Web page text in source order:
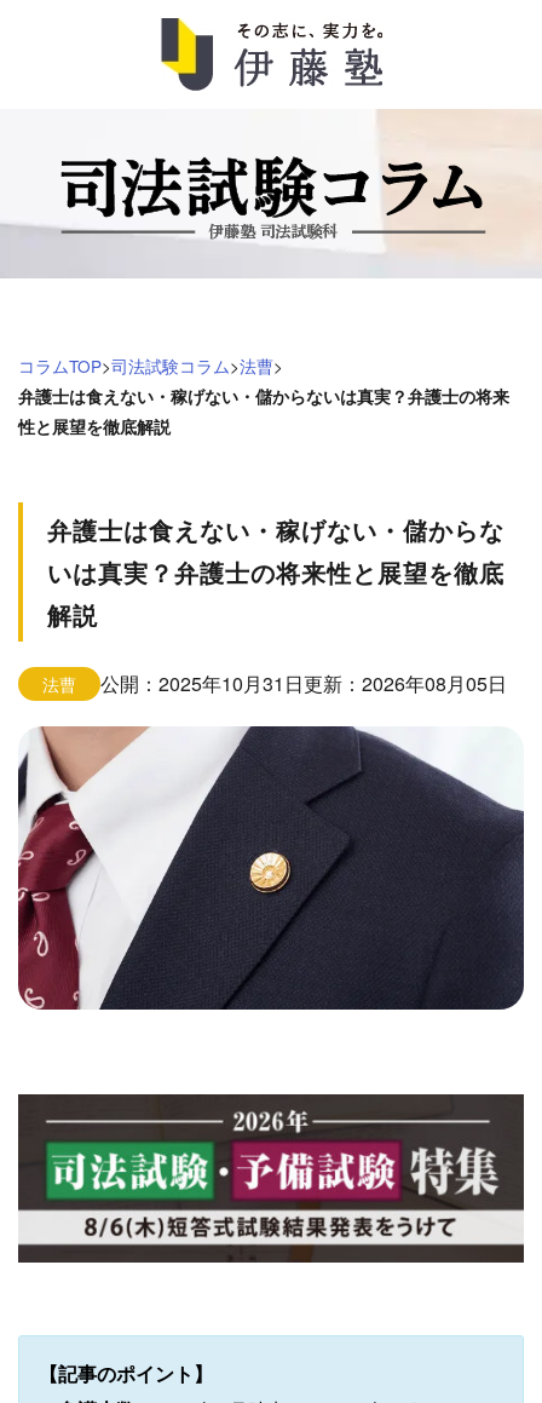
コラムTOP>司法試験コラム>法曹>
弁護士は食えない・稼げない・儲からないは真実？弁護士の将来
性と展望を徹底解説
弁護士は食えない・稼げない・儲からな
いは真実？弁護士の将来性と展望を徹底
解説
法曹 公開：2025年10月31日更新：2026年08月05日
【記事のポイント】